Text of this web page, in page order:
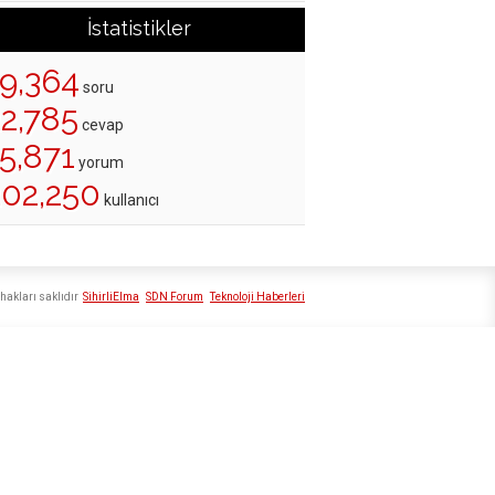
İstatistikler
soru
cevap
yorum
kullanıcı
SihirliElma SDN Forum Teknoloji Haberleri
saklıdır